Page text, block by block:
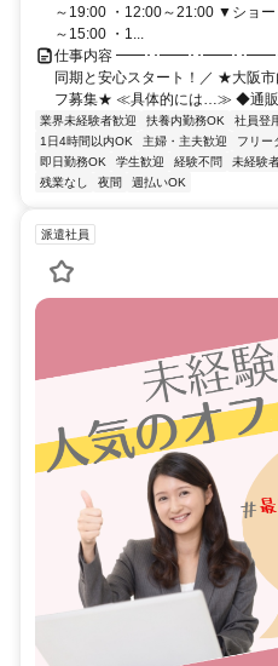
～19:00 ・12:00～21:00 ▼ショ
～15:00 ・1...
仕事内容 ━━･･━━･･━━･･━━
同期と安心スタート！／ ★大阪
フ募集★ ≪具体的には…≫ ◆通販
業界未経験者歓迎 扶養内勤務OK 社員登
1日4時間以内OK
主婦・主夫歓迎 フリー
即日勤務OK
学生歓迎 経験不問 未経験
残業なし
夜間 週払いOK
派遣社員